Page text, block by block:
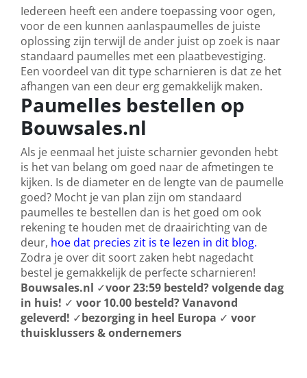
Iedereen heeft een andere toepassing voor ogen,
voor de een kunnen aanlaspaumelles de juiste
oplossing zijn terwijl de ander juist op zoek is naar
standaard paumelles met een plaatbevestiging.
Een voordeel van dit type scharnieren is dat ze het
afhangen van een deur erg gemakkelijk maken.
Paumelles bestellen op
Bouwsales.nl
Als je eenmaal het juiste scharnier gevonden hebt
is het van belang om goed naar de afmetingen te
kijken. Is de diameter en de lengte van de paumelle
goed? Mocht je van plan zijn om standaard
paumelles te bestellen dan is het goed om ook
rekening te houden met de draairichting van de
deur, hoe dat precies zit is te lezen in dit blog.
Zodra je over dit soort zaken hebt nagedacht
bestel je gemakkelijk de perfecte scharnieren!
Bouwsales.nl ✓voor 23:59 besteld? volgende dag
in huis! ✓ voor 10.00 besteld? Vanavond
geleverd! ✓bezorging in heel Europa ✓ voor
thuisklussers & ondernemers